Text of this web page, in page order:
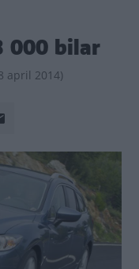
000 bilar
april 2014)